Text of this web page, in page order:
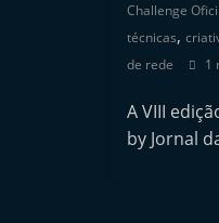
Challenge
técnicas,
de rede
1
A VIII
by Jornal